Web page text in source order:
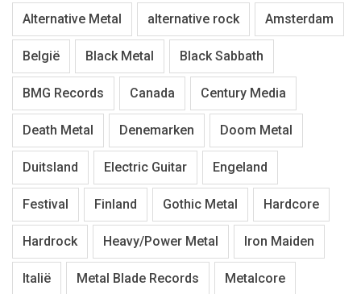
Alternative Metal alternative rock Amsterdam
België Black Metal Black Sabbath
BMG Records Canada Century Media
Death Metal Denemarken Doom Metal
Duitsland Electric Guitar Engeland
Festival Finland Gothic Metal Hardcore
Hardrock Heavy/Power Metal Iron Maiden
Italië Metal Blade Records Metalcore